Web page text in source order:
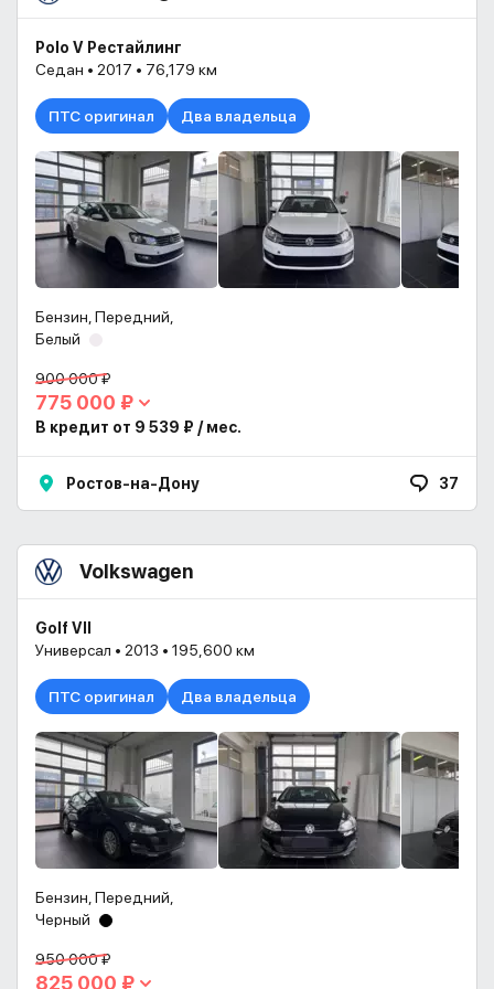
Polo V Рестайлинг
Седан • 2017 • 76,179 км
ПТС оригинал Два владельца
Бензин, Передний,
Белый
900 000 ₽
775 000 ₽
В кредит от 9 539 ₽ / мес.
Ростов-на-Дону 37
Volkswagen
Golf VII
Универсал • 2013 • 195,600 км
ПТС оригинал Два владельца
Бензин, Передний,
Черный
950 000 ₽
825 000 ₽